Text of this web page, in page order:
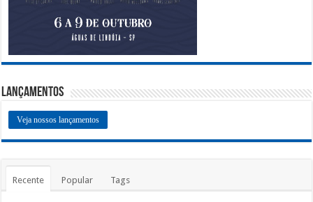
Lançamentos
Veja nossos lançamentos
Recente Popular Tags